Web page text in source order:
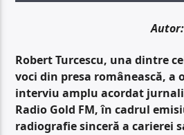
Robert Turcescu, una dintre
voci din presa românească, a
interviu amplu acordat
Radio Gold FM, în cadrul
radiografie sinceră a carierei